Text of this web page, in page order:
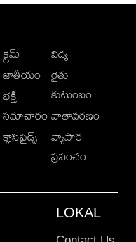
క్రైమ్
జాతీయం
భక్తి
సమాచారం
క్లాసిఫైడ్స్
విద్య
రైతు
కుటుంబం
వాతావరణం
వ్యాపార
ప్రపంచం
LOKAL